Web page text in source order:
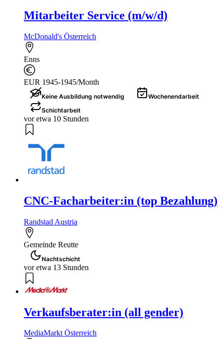
Mitarbeiter Service (m/w/d)
McDonald's Österreich
Enns
EUR 1945-1945/Month
Keine Ausbildung notwendig
Wochenendarbeit
Schichtarbeit
vor etwa 10 Stunden
CNC-Facharbeiter:in (top Bezahlung)
Randstad Austria
Gemeinde Reutte
Nachtschicht
vor etwa 13 Stunden
Verkaufsberater:in (all gender)
MediaMarkt Österreich